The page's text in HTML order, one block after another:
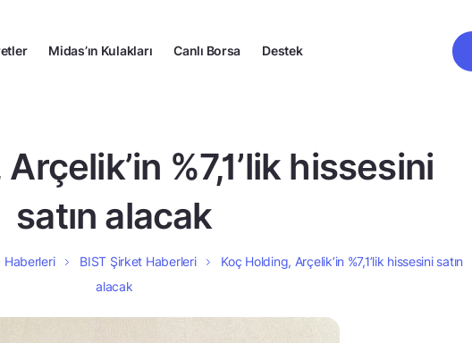
Midas’ın Kulakları Canlı Borsa Destek
%7,1’lik hissesini
satın alacak
Haberleri BIST Şirket Haberleri
Koç Holding, Arçelik’in %7,1’lik hissesini satın
alacak